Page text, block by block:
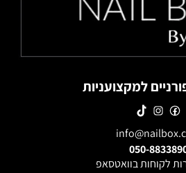
למקצועניות
050-
לקוחות בוואטסאפ